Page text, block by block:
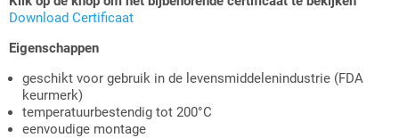
Download Certificaat
Eigenschappen
geschikt voor gebruik in de levensmiddelenindustrie (FDA
keurmerk)
temperatuurbestendig tot 200°C
eenvoudige montage